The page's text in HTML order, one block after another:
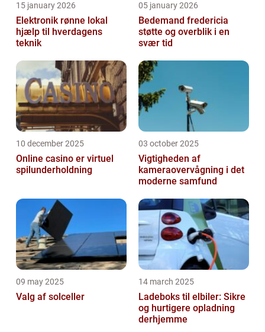
15 january 2026
Elektronik rønne lokal
hjælp til hverdagens
teknik
05 january 2026
Bedemand fredericia
støtte og overblik i en
svær tid
10 december 2025
Online casino er virtuel
spilunderholdning
03 october 2025
Vigtigheden af
kameraovervågning i det
moderne samfund
09 may 2025
Valg af solceller
14 march 2025
Ladeboks til elbiler: Sikre
og hurtigere opladning
derhjemme